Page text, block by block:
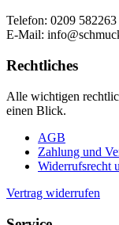
Telefon: 0209 582263
E-Mail:
Rechtliches
Alle wichtigen
einen Blick.
AGB
Zahlung und
Widerrufsrecht
Vertrag widerrufen